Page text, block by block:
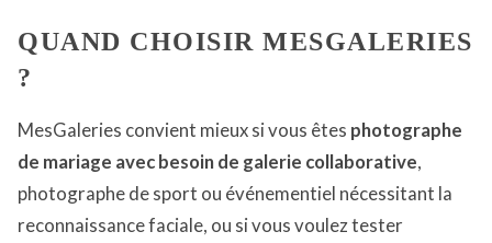
QUAND CHOISIR MESGALERIES
?
MesGaleries convient mieux si vous êtes photographe
de mariage avec besoin de galerie collaborative,
photographe de sport ou événementiel nécessitant la
reconnaissance faciale, ou si vous voulez tester